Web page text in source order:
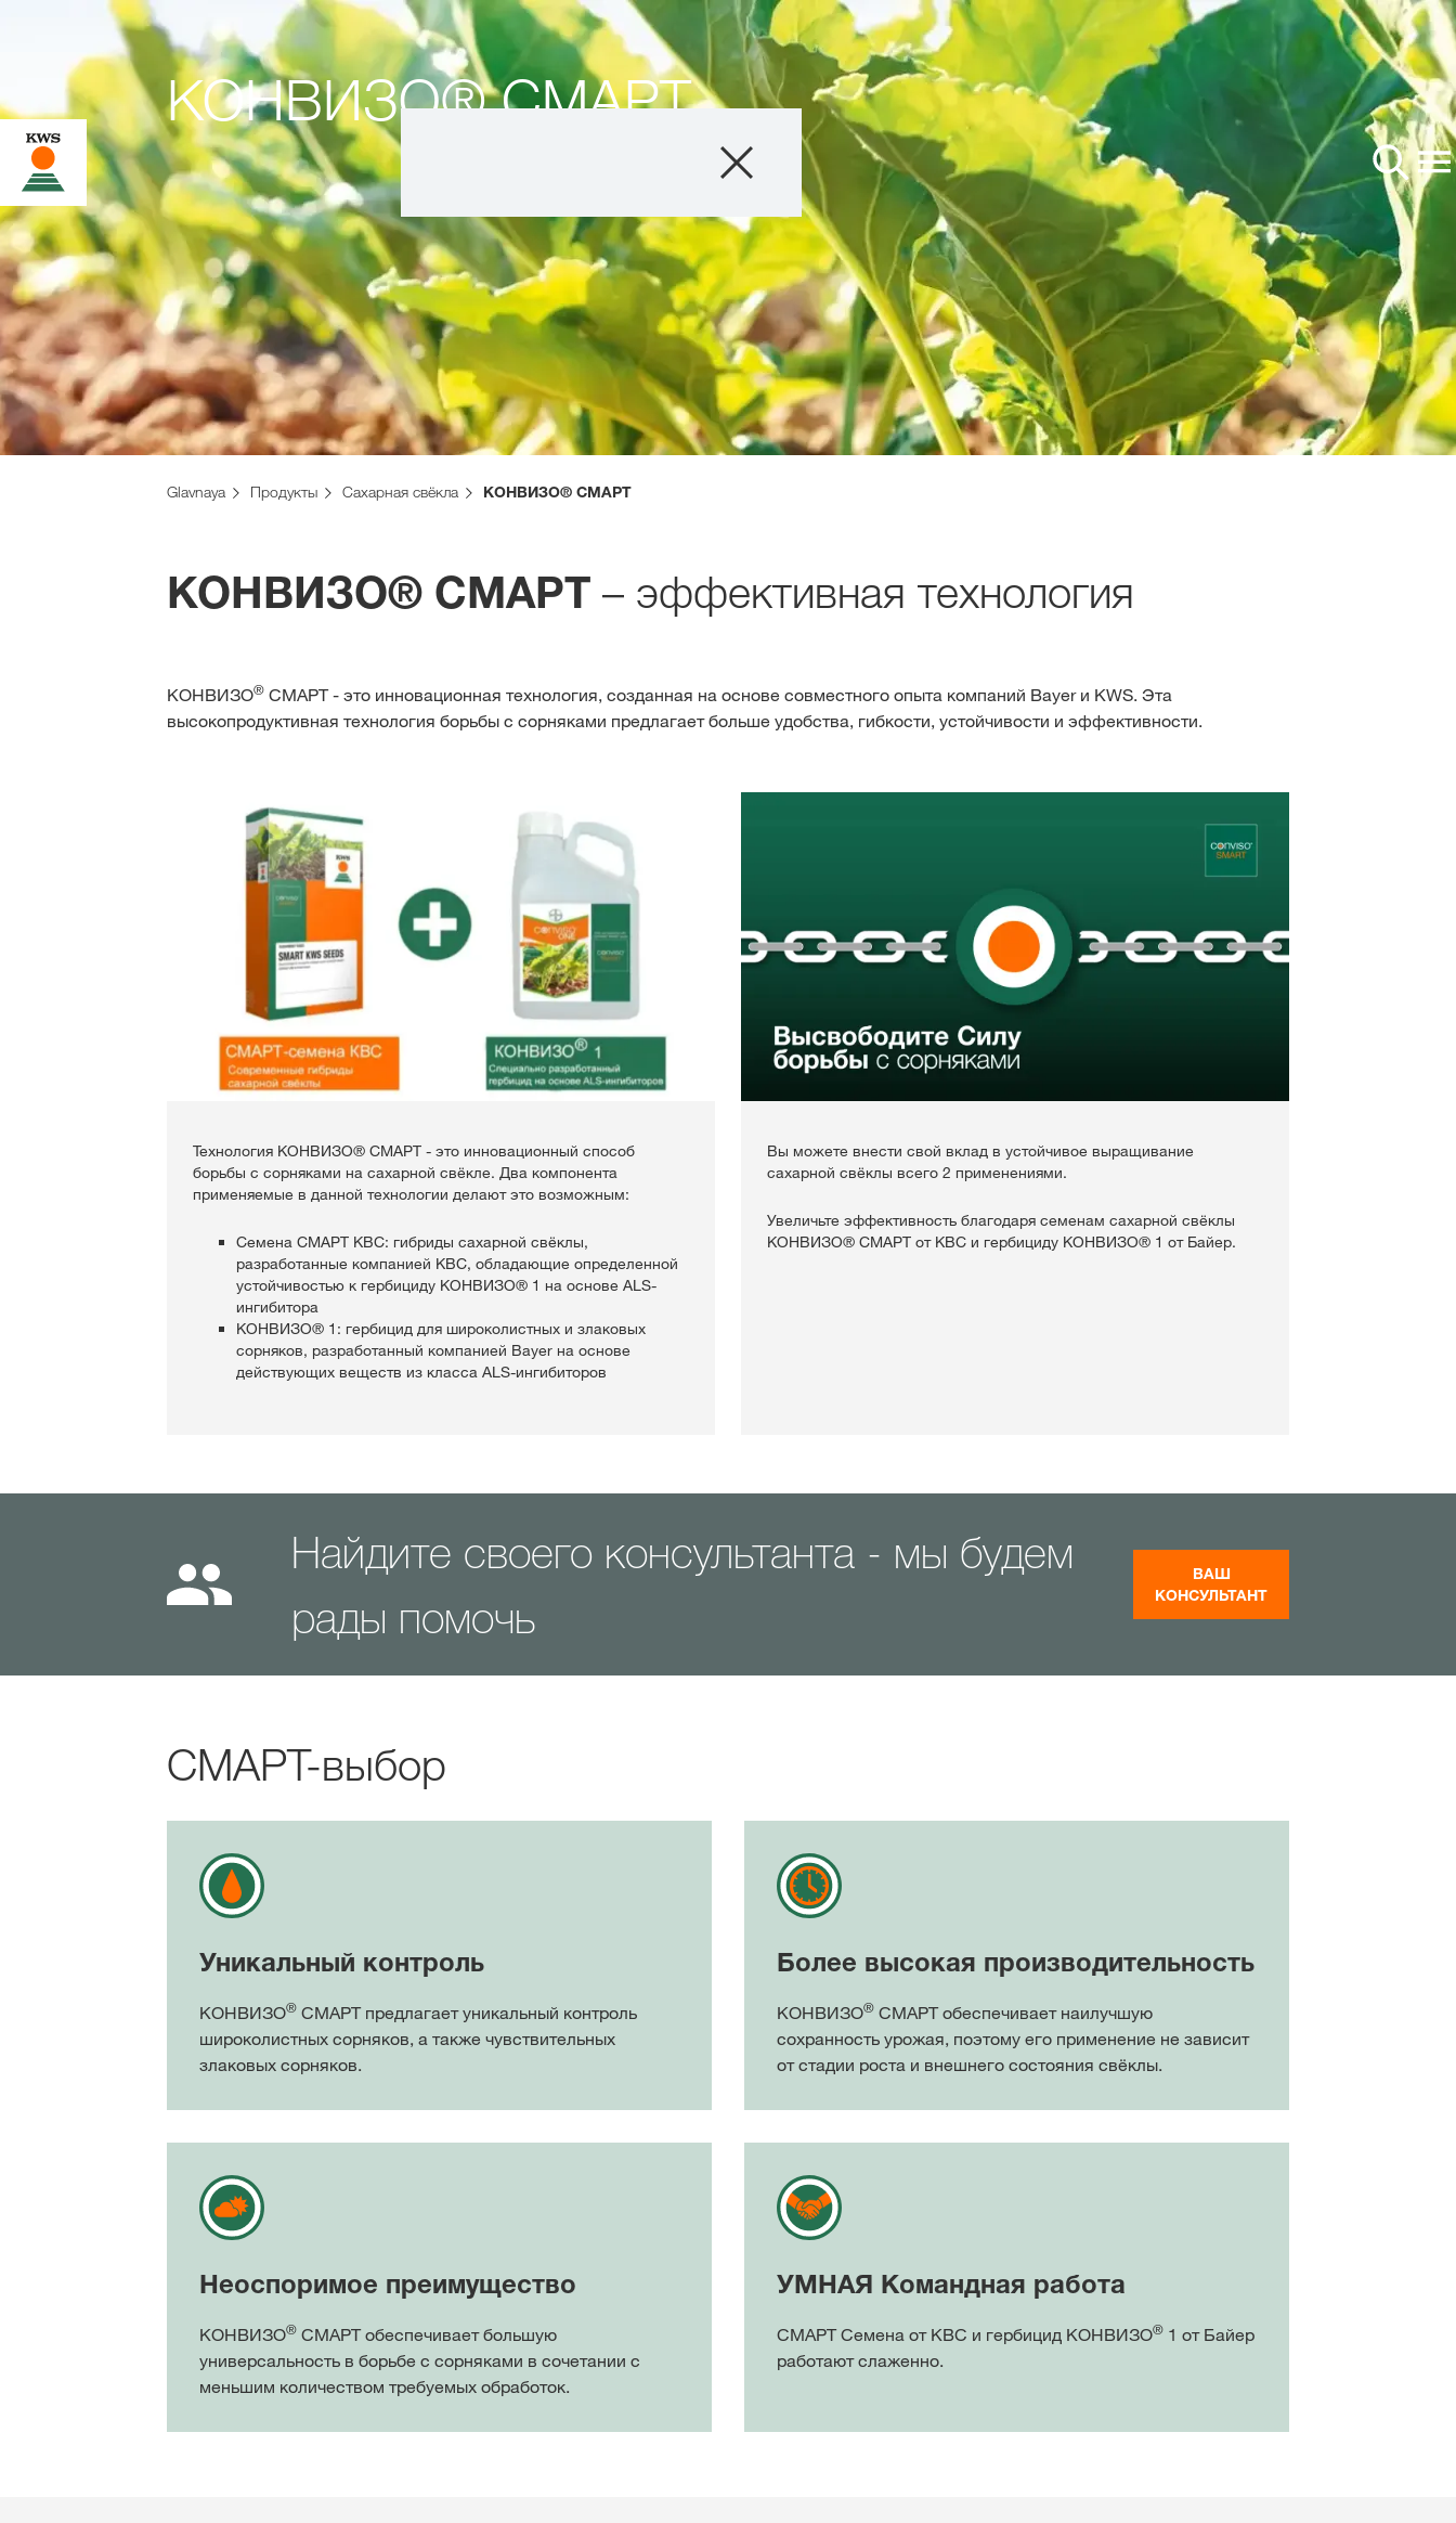
Продукты
Продукты
Сахарная свёкла
Кукуруза
О нас
О нас
Компания
#YourSeedPartner
Карьера
Связаться с нами
Международные темы
KWS Group на
kws.com/corp
Glavnaya Продукты Сахарная свёкла КОНВИЗО® СМАРТ
КОНВИЗО® СМАРТ
КОНВИЗО® СМАРТ – эффективная технология
КОНВИЗО® СМАРТ - это инновационная технология, созданная на основе совместного опыта компаний Bayer и KWS. Эта
высокопродуктивная технология борьбы с сорняками предлагает больше удобства, гибкости, устойчивости и эффективности.
Технология КОНВИЗО® СМАРТ - это инновационный способ
борьбы с сорняками на сахарной свёкле. Два компонента
применяемые в данной технологии делают это возможным:
Семена СМАРТ КВС: гибриды сахарной свёклы,
разработанные компанией КВС, обладающие определенной
устойчивостью к гербициду КОНВИЗО® 1 на основе ALS-
ингибитора
КОНВИЗО® 1: гербицид для широколистных и злаковых
сорняков, разработанный компанией Bayer на основе
действующих веществ из класса ALS-ингибиторов
Вы можете внести свой вклад в устойчивое выращивание
сахарной свёклы всего 2 применениями.
Увеличьте эффективность благодаря семенам сахарной свёклы
КОНВИЗО® СМАРТ от КВС и гербициду КОНВИЗО® 1 от Байер.
Найдите своего консультанта - мы будем
рады помочь
ВАШ
КОНСУЛЬТАНТ
СМАРТ-выбор
Уникальный контроль
КОНВИЗО® СМАРТ предлагает уникальный контроль
широколистных сорняков, а также чувствительных
злаковых сорняков.
Более высокая производительность
КОНВИЗО® СМАРТ обеспечивает наилучшую
сохранность урожая, поэтому его применение не зависит
от стадии роста и внешнего состояния свёклы.
Неоспоримое преимущество
КОНВИЗО® СМАРТ обеспечивает большую
универсальность в борьбе с сорняками в сочетании с
меньшим количеством требуемых обработок.
УМНАЯ Командная работа
СМАРТ Семена от КВС и гербицид КОНВИЗО® 1 от Байер
работают слаженно.